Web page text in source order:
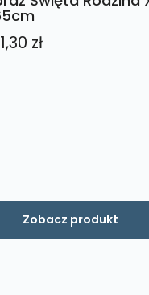
zł
Zobacz produkt